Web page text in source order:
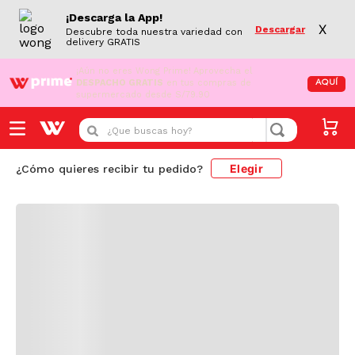
¡Descarga la App!
Descubre toda nuestra variedad con
delivery GRATIS
Descargar X
¡Aún no eres Wong Prime! Aprovecha el
DESPACHO GRATIS en tus compras de
supermercado desde S/79.90
AQUÍ
¿Que buscas hoy?
¿Cómo quieres recibir tu pedido? Elegir
Cargando comentarios...